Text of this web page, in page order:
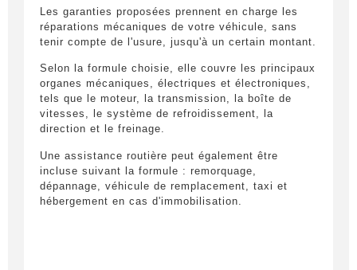
E-mail *
Tél. *
Votre message *
egestas a vel nibh. Sed aliquam varius
feugiat. Suspendisse finibus nec nibh eget
ultricies. Mauris et malesuada augue.
Lorem ipsum dolor sit amet, consectetur
adipiscing elit. Ut a elit sed nisl pulvinar
egestas a vel nibh. Sed aliquam varius
feugiat. Suspendisse finibus nec nibh eget
ultricies. Mauris et malesuada augue.
Les garanties proposées prennent en charge les
réparations mécaniques de votre véhicule, sans
tenir compte de l'usure, jusqu'à un certain montant.
Selon la formule choisie, elle couvre les principaux
organes mécaniques, électriques et électroniques,
tels que le moteur, la transmission, la boîte de
vitesses, le système de refroidissement, la
direction et le freinage.
Une assistance routière peut également être
incluse suivant la formule : remorquage,
dépannage, véhicule de remplacement, taxi et
hébergement en cas d'immobilisation.